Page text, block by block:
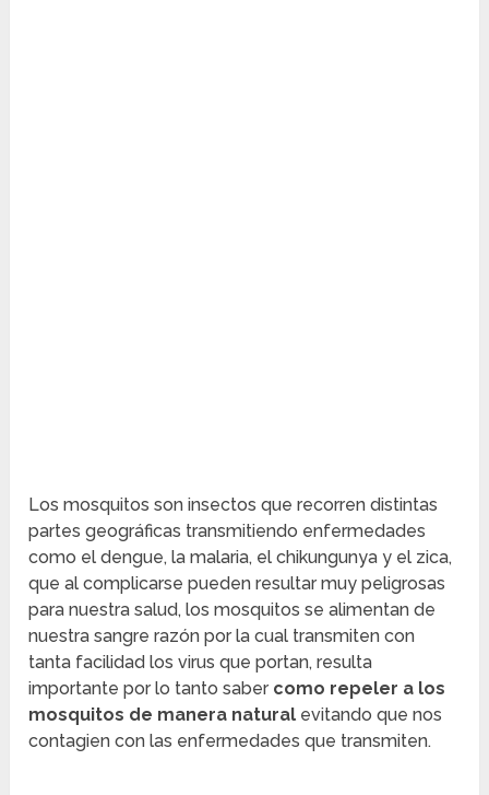
Los mosquitos son insectos que recorren distintas
partes geográficas transmitiendo enfermedades
como el dengue, la malaria, el chikungunya y el zica,
que al complicarse pueden resultar muy peligrosas
para nuestra salud, los mosquitos se alimentan de
nuestra sangre razón por la cual transmiten con
tanta facilidad los virus que portan, resulta
importante por lo tanto saber como repeler a los
mosquitos de manera natural evitando que nos
contagien con las enfermedades que transmiten.